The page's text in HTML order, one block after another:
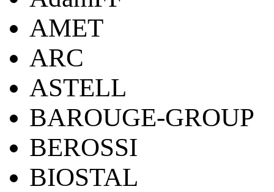
AMET
ARC
ASTELL
BAROUGE-GROUP
BEROSSI
BIOSTAL